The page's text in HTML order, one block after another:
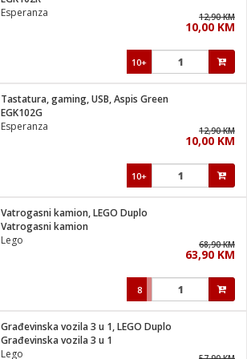
Esperanza
12,90 KM
10,00 KM
10+
Tastatura, gaming, USB, Aspis Green
EGK102G
Esperanza
12,90 KM
10,00 KM
10+
Vatrogasni kamion, LEGO Duplo
Vatrogasni kamion
Lego
68,90 KM
63,90 KM
8
Građevinska vozila 3 u 1, LEGO Duplo
Građevinska vozila 3 u 1
Lego